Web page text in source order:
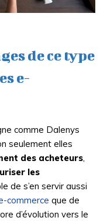
de ce type
e-
comme Dalenys
seulement elles
des acheteurs,
les
de s’en servir aussi
commerce que de
d’évolution vers le